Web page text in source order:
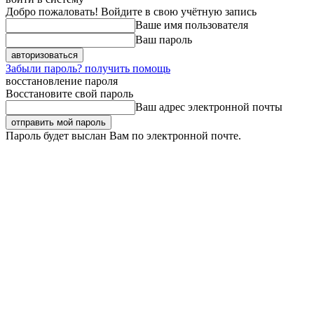
Добро пожаловать! Войдите в свою учётную запись
Ваше имя пользователя
Ваш пароль
Забыли пароль? получить помощь
восстановление пароля
Восстановите свой пароль
Ваш адрес электронной почты
Пароль будет выслан Вам по электронной почте.